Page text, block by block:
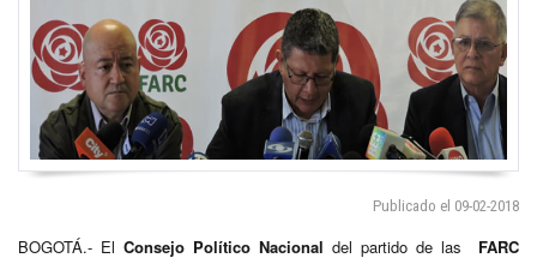
Publicado el 09-02-2018
BOGOTÁ.- El Consejo Político Nacional del partido de las
FARC